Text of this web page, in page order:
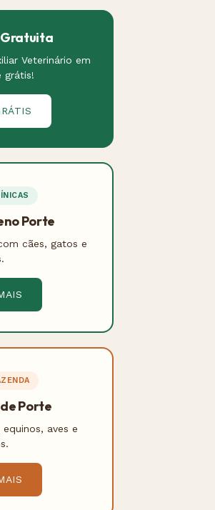
Veterinário em
grátis!
Porte
cães, gatos e
Porte
aves e